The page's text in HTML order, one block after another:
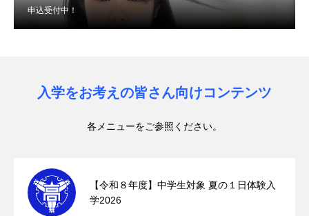
申込受付中！
入学をお考えの皆さん向けコンテンツ
各メニューをご参照ください。
【令和８年度】中学生対象 夏の１日体験入
学2026